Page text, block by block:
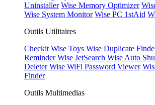
Uninstaller Wise Memory Optimizer
Wise System Monitor Wise PC 1stAid
Outils Utilitaires
Checkit Wise Toys Wise Duplicate
Reminder Wise JetSearch Wise Auto
Deleter Wise WiFi Password Viewer
Finder
Outils Multimedias